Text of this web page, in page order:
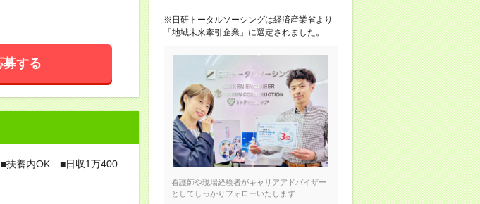
募する
扶養内OK ■日収1万400
※日研トータルソーシングは経済産業省より
「地域未来牽引企業」に選定されました。
看護師や現場経験者がキャリアアドバイザー
としてしっかりフォローいたします